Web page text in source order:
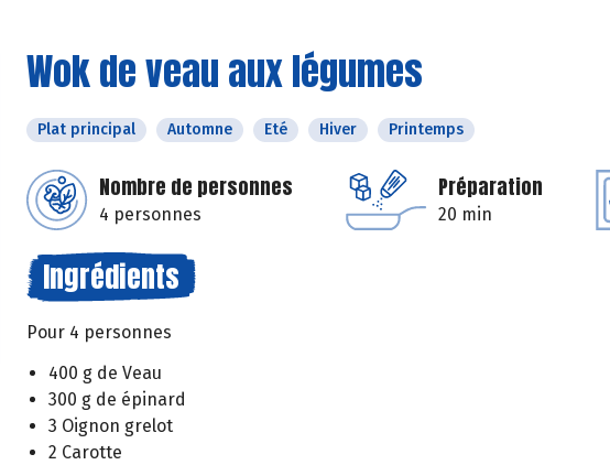
Wok de veau aux légumes
Plat principal Automne Eté Hiver Printemps
Nombre de personnes
4 personnes
Préparation
20 min
Ingrédients
Pour 4 personnes
400 g de Veau
300 g de épinard
3 Oignon grelot
2 Carotte